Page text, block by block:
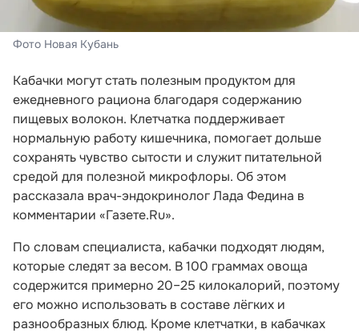
Фото Новая Кубань
Кабачки могут стать полезным продуктом для
ежедневного рациона благодаря содержанию
пищевых волокон. Клетчатка поддерживает
нормальную работу кишечника, помогает дольше
сохранять чувство сытости и служит питательной
средой для полезной микрофлоры. Об этом
рассказала врач-эндокринолог Лада Федина в
комментарии «Газете.Ru».
По словам специалиста, кабачки подходят людям,
которые следят за весом. В 100 граммах овоща
содержится примерно 20–25 килокалорий, поэтому
его можно использовать в составе лёгких и
разнообразных блюд. Кроме клетчатки, в кабачках